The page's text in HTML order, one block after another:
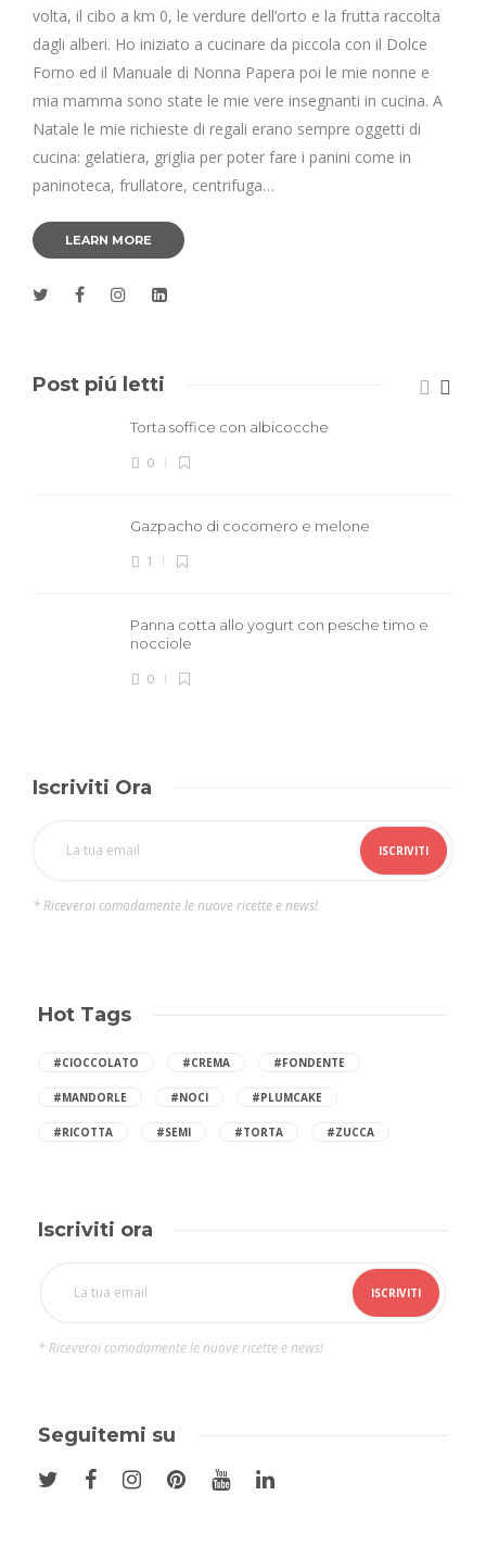
volta, il cibo a km 0, le verdure dell’orto e la frutta raccolta
dagli alberi. Ho iniziato a cucinare da piccola con il Dolce
Forno ed il Manuale di Nonna Papera poi le mie nonne e
mia mamma sono state le mie vere insegnanti in cucina. A
Natale le mie richieste di regali erano sempre oggetti di
cucina: gelatiera, griglia per poter fare i panini come in
paninoteca, frullatore, centrifuga…
LEARN MORE
Post piú letti
Torta soffice con albicocche
0
Gazpacho di cocomero e melone
1
Panna cotta allo yogurt con pesche timo e
nocciole
0
Iscriviti Ora
* Riceverai comodamente le nuove ricette e news!
Hot Tags
#CIOCCOLATO #CREMA #FONDENTE
#MANDORLE #NOCI #PLUMCAKE
#RICOTTA #SEMI #TORTA #ZUCCA
Iscriviti ora
* Riceverai comodamente le nuove ricette e news!
Seguitemi su